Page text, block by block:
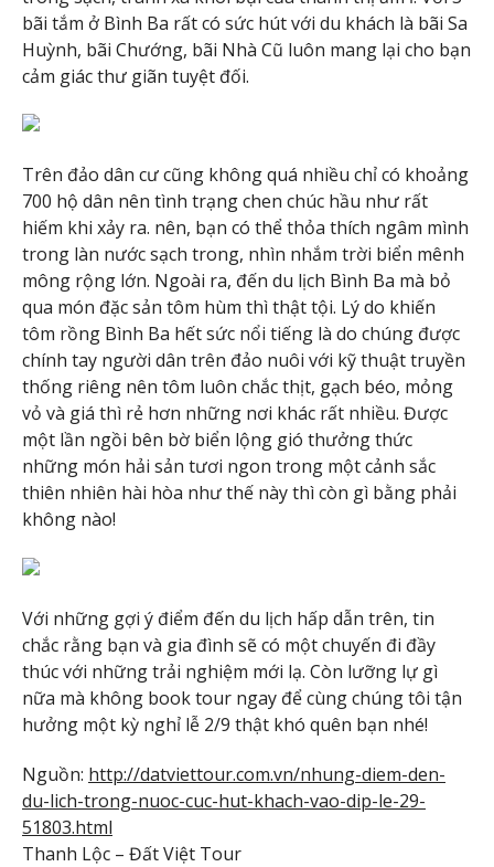
bãi tắm ở Bình Ba rất có sức hút với du khách là bãi Sa
Huỳnh, bãi Chướng, bãi Nhà Cũ luôn mang lại cho bạn
cảm giác thư giãn tuyệt đối.
Trên đảo dân cư cũng không quá nhiều chỉ có khoảng
700 hộ dân nên tình trạng chen chúc hầu như rất
hiếm khi xảy ra. nên, bạn có thể thỏa thích ngâm mình
trong làn nước sạch trong, nhìn nhắm trời biển mênh
mông rộng lớn. Ngoài ra, đến du lịch Bình Ba mà bỏ
qua món đặc sản tôm hùm thì thật tội. Lý do khiến
tôm rồng Bình Ba hết sức nổi tiếng là do chúng được
chính tay người dân trên đảo nuôi với kỹ thuật truyền
thống riêng nên tôm luôn chắc thịt, gạch béo, mỏng
vỏ và giá thì rẻ hơn những nơi khác rất nhiều. Được
một lần ngồi bên bờ biển lộng gió thưởng thức
những món hải sản tươi ngon trong một cảnh sắc
thiên nhiên hài hòa như thế này thì còn gì bằng phải
không nào!
Với những gợi ý điểm đến du lịch hấp dẫn trên, tin
chắc rằng bạn và gia đình sẽ có một chuyến đi đầy
thúc với những trải nghiệm mới lạ. Còn lưỡng lự gì
nữa mà không book tour ngay để cùng chúng tôi tận
hưởng một kỳ nghỉ lễ 2/9 thật khó quên bạn nhé!
Nguồn: http://datviettour.com.vn/nhung-diem-den-
du-lich-trong-nuoc-cuc-hut-khach-vao-dip-le-29-
51803.html
Thanh Lộc – Đất Việt Tour